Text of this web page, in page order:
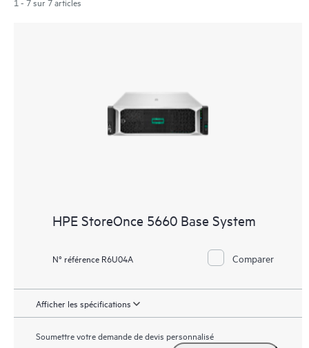
HPE StoreOnce 5660 Base System
N° référence R6U04A Comparer
Afficher les spécifications
Soumettre votre demande de devis personnalisé